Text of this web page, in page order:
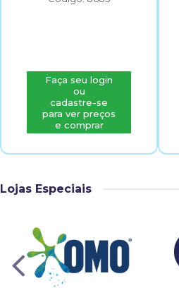
Faça seu login
ou
cadastre-se
para ver preços
e comprar
Lojas Especiais